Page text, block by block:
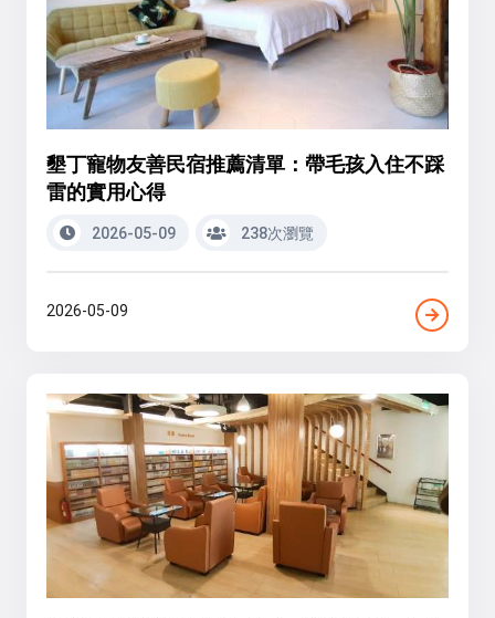
墾丁寵物友善民宿推薦清單：帶毛孩入住不踩
雷的實用心得
2026-05-09 238次瀏覽
2026-05-09